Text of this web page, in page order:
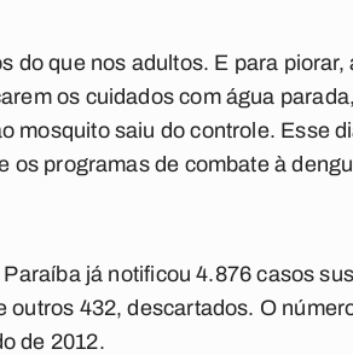
do que nos adultos. E para
os cuidados com água
mosquito saiu do controle. Esse
os programas de combate à
já notificou 4.876 casos
432, descartados. O
de 2012.